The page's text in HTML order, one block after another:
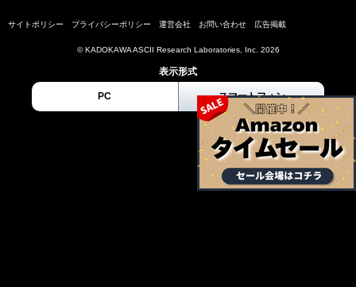
サイトポリシー プライバシーポリシー 運営会社 お問い合わせ 広告掲載
© KADOKAWA ASCII Research Laboratories, Inc. 2026
表示形式
PC スマートフォン